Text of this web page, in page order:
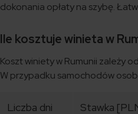
dokonania opłaty na szybę.
Ile kosztuje winieta w
Koszt winiety w Rumunii zależy
W przypadku samochodów
Liczba dni Stawka